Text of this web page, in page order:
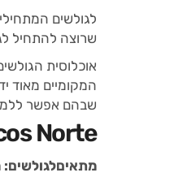
לגולשים
שרוצה להתחיל
אוכלוסית
המקומיים מאוד
שבהם אפשר
Norte
מתאיםלגולשים: